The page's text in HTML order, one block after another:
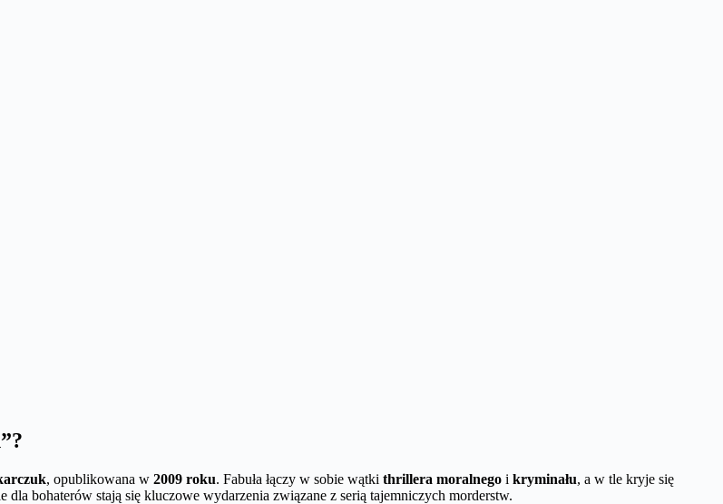
, opublikowana w 2009 roku. Fabuła łączy w sobie wątki thrillera moralnego i kryminału, a w tle kryje się
dla bohaterów stają się kluczowe wydarzenia związane z serią tajemniczych morderstw.